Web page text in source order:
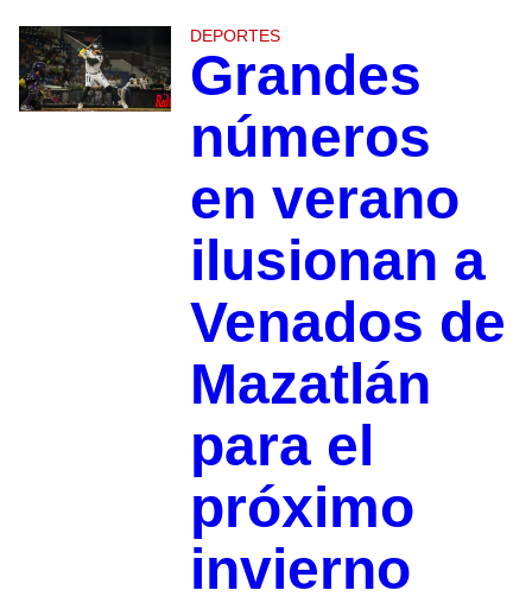
DEPORTES
Grandes
números
en verano
ilusionan a
Venados de
Mazatlán
para el
próximo
invierno